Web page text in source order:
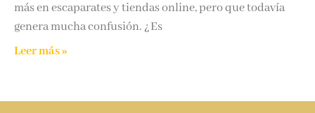
más en escaparates y tiendas online, pero que todavía
genera mucha confusión. ¿Es
Leer más »